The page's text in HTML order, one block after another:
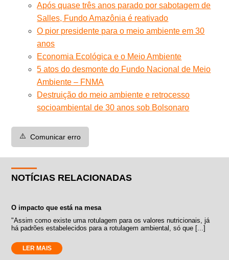
Após quase três anos parado por sabotagem de
Salles, Fundo Amazônia é reativado
O pior presidente para o meio ambiente em 30
anos
Economia Ecológica e o Meio Ambiente
5 atos do desmonte do Fundo Nacional de Meio
Ambiente – FNMA
Destruição do meio ambiente e retrocesso
socioambiental de 30 anos sob Bolsonaro
⚠️ Comunicar erro
NOTÍCIAS RELACIONADAS
O impacto que está na mesa
"Assim como existe uma rotulagem para os valores nutricionais, já
há padrões estabelecidos para a rotulagem ambiental, só que [...]
LER MAIS